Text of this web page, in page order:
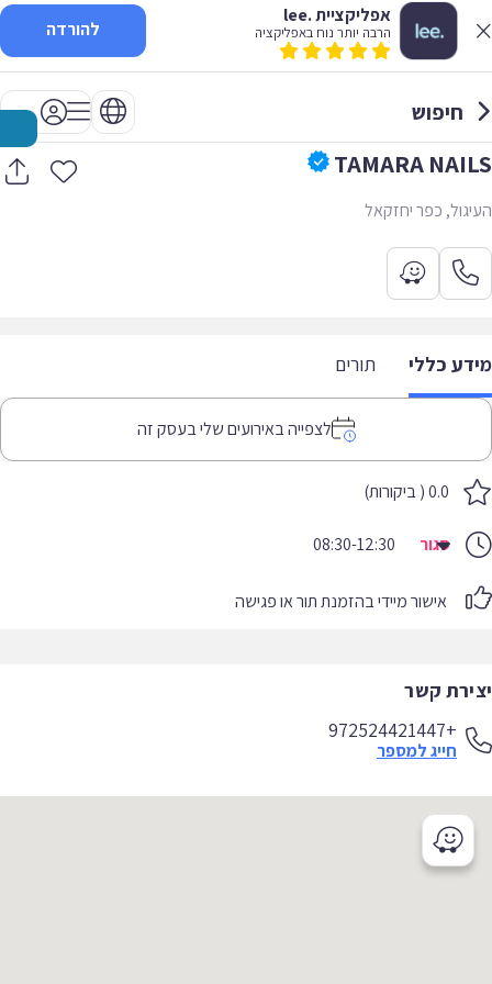
אפליקציית .lee
הרבה יותר נוח באפליקציה להורדה
חיפוש
TAMARA NAILS
העיגול, כפר יחזקאל
מידע כללי תורים
לצפייה באירועים שלי בעסק זה
0.0 ( ביקורות)
סגור 08:30-12:30
אישור מיידי בהזמנת תור או פגישה
יצירת קשר
+972524421447
חייג למספר